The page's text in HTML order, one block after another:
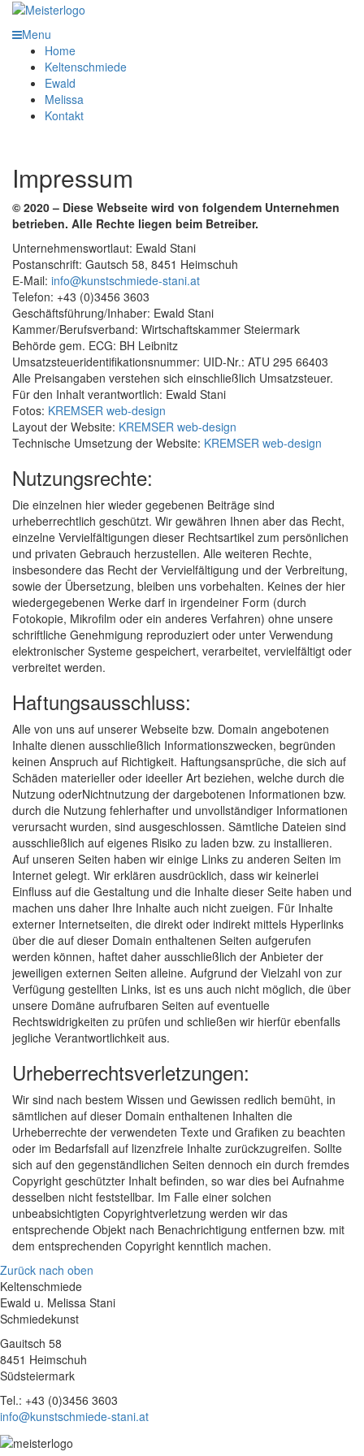
Menu
Home
Keltenschmiede
Ewald
Melissa
Kontakt
Impressum
© 2020 – Diese Webseite wird von folgendem Unternehmen
betrieben. Alle Rechte liegen beim Betreiber.
Unternehmenswortlaut: Ewald Stani
Postanschrift: Gautsch 58, 8451 Heimschuh
E-Mail: info@kunstschmiede-stani.at
Telefon: +43 (0)3456 3603
Geschäftsführung/Inhaber: Ewald Stani
Kammer/Berufsverband: Wirtschaftskammer Steiermark
Behörde gem. ECG: BH Leibnitz
Umsatzsteueridentifikationsnummer: UID-Nr.: ATU 295 66403
Alle Preisangaben verstehen sich einschließlich Umsatzsteuer.
Für den Inhalt verantwortlich: Ewald Stani
Fotos: KREMSER web-design
Layout der Website: KREMSER web-design
Technische Umsetzung der Website: KREMSER web-design
Nutzungsrechte:
Die einzelnen hier wieder gegebenen Beiträge sind
urheberrechtlich geschützt. Wir gewähren Ihnen aber das Recht,
einzelne Vervielfältigungen dieser Rechtsartikel zum persönlichen
und privaten Gebrauch herzustellen. Alle weiteren Rechte,
insbesondere das Recht der Vervielfältigung und der Verbreitung,
sowie der Übersetzung, bleiben uns vorbehalten. Keines der hier
wiedergegebenen Werke darf in irgendeiner Form (durch
Fotokopie, Mikrofilm oder ein anderes Verfahren) ohne unsere
schriftliche Genehmigung reproduziert oder unter Verwendung
elektronischer Systeme gespeichert, verarbeitet, vervielfältigt oder
verbreitet werden.
Haftungsausschluss:
Alle von uns auf unserer Webseite bzw. Domain angebotenen
Inhalte dienen ausschließlich Informationszwecken, begründen
keinen Anspruch auf Richtigkeit. Haftungsansprüche, die sich auf
Schäden materieller oder ideeller Art beziehen, welche durch die
Nutzung oderNichtnutzung der dargebotenen Informationen bzw.
durch die Nutzung fehlerhafter und unvollständiger Informationen
verursacht wurden, sind ausgeschlossen. Sämtliche Dateien sind
ausschließlich auf eigenes Risiko zu laden bzw. zu installieren.
Auf unseren Seiten haben wir einige Links zu anderen Seiten im
Internet gelegt. Wir erklären ausdrücklich, dass wir keinerlei
Einfluss auf die Gestaltung und die Inhalte dieser Seite haben und
machen uns daher Ihre Inhalte auch nicht zueigen. Für Inhalte
externer Internetseiten, die direkt oder indirekt mittels Hyperlinks
über die auf dieser Domain enthaltenen Seiten aufgerufen
werden können, haftet daher ausschließlich der Anbieter der
jeweiligen externen Seiten alleine. Aufgrund der Vielzahl von zur
Verfügung gestellten Links, ist es uns auch nicht möglich, die über
unsere Domäne aufrufbaren Seiten auf eventuelle
Rechtswidrigkeiten zu prüfen und schließen wir hierfür ebenfalls
jegliche Verantwortlichkeit aus.
Urheberrechtsverletzungen:
Wir sind nach bestem Wissen und Gewissen redlich bemüht, in
sämtlichen auf dieser Domain enthaltenen Inhalten die
Urheberrechte der verwendeten Texte und Grafiken zu beachten
oder im Bedarfsfall auf lizenzfreie Inhalte zurückzugreifen. Sollte
sich auf den gegenständlichen Seiten dennoch ein durch fremdes
Copyright geschützter Inhalt befinden, so war dies bei Aufnahme
desselben nicht feststellbar. Im Falle einer solchen
unbeabsichtigten Copyrightverletzung werden wir das
entsprechende Objekt nach Benachrichtigung entfernen bzw. mit
dem entsprechenden Copyright kenntlich machen.
Zurück nach oben
Keltenschmiede
Ewald u. Melissa Stani
Schmiedekunst
Gauitsch 58
8451 Heimschuh
Südsteiermark
Tel.: +43 (0)3456 3603
info@kunstschmiede-stani.at